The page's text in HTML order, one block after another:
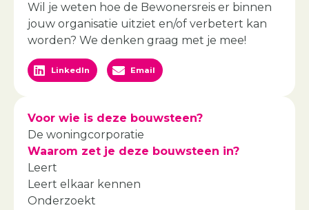
Wil je weten hoe de Bewonersreis er binnen
jouw organisatie uitziet en/of verbetert kan
worden? We denken graag met je mee!
LinkedIn Email
Voor wie is deze bouwsteen?
De woningcorporatie
Waarom zet je deze bouwsteen in?
Leert
Leert elkaar kennen
Onderzoekt